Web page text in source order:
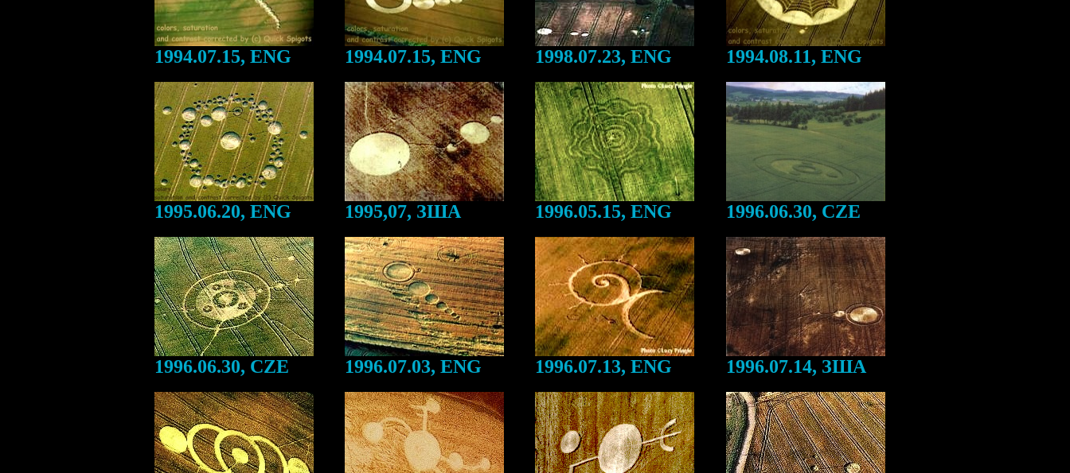
1994.07.15, ENG 1994.07.15, ENG 1998.07.23, ENG 1994.08.11, ENG
1995.06.20, ENG 1995,07, ЗША 1996.05.15, ENG 1996.06.30, CZE
1996.06.30, CZE 1996.07.03, ENG 1996.07.13, ENG 1996.07.14, ЗША